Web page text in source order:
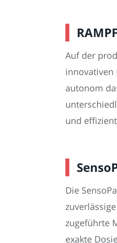
Auf der
innovativen
autonom
und
Die
zugeführte
exakte